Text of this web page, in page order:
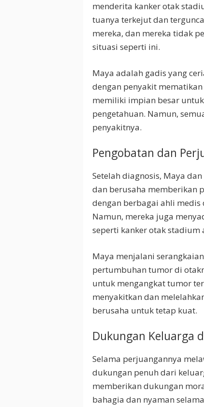
menderita kanker otak
tuanya terkejut dan
mereka, dan mereka tidak
situasi seperti ini.
Maya adalah gadis yang
dengan penyakit
memiliki impian besar
pengetahuan. Namun,
penyakitnya.
Pengobatan dan
Setelah diagnosis, Maya
dan berusaha memberikan
dengan berbagai ahli
Namun, mereka juga
seperti kanker otak
Maya menjalani
pertumbuhan tumor di
untuk mengangkat tumor
menyakitkan dan
berusaha untuk tetap kuat.
Dukungan Keluarga
Selama perjuangannya
dukungan penuh dari
memberikan dukungan
bahagia dan nyaman